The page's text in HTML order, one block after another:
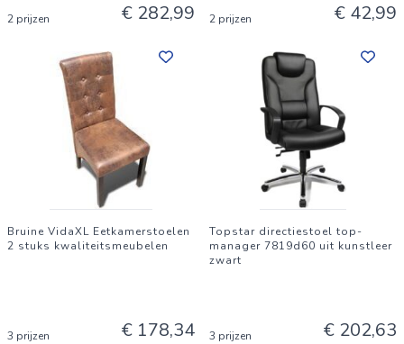
2 prijzen € 282,99 2 prijzen € 42,99
Bruine VidaXL Eetkamerstoelen
2 stuks kwaliteitsmeubelen
3 prijzen € 178,34
Topstar directiestoel top-
manager 7819d60 uit kunstleer
zwart
3 prijzen € 202,63